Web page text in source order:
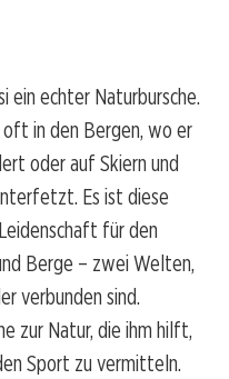
echter Naturbursche.
in den Bergen, wo er
oder auf Skiern und
Es ist diese
für den
Berge – zwei Welten,
verbunden sind.
zur Natur, die ihm hilft,
Sport zu vermitteln.